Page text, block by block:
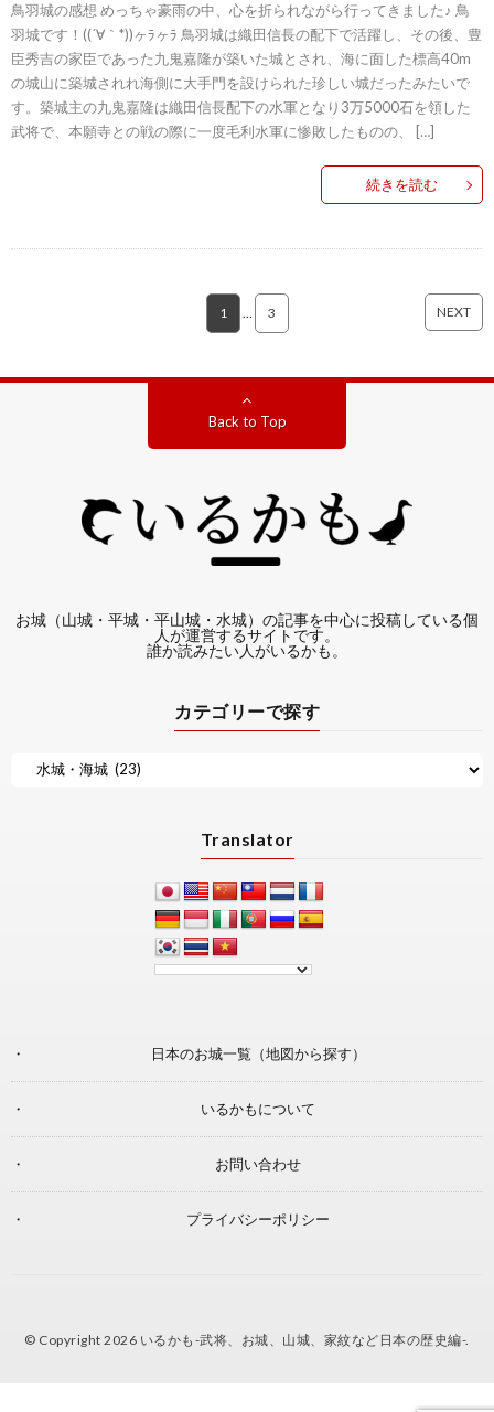
鳥羽城の感想 めっちゃ豪雨の中、心を折られながら行ってきました♪ 鳥
羽城です！((´∀｀*))ヶﾗヶﾗ 鳥羽城は織田信長の配下で活躍し、その後、豊
臣秀吉の家臣であった九鬼嘉隆が築いた城とされ、海に面した標高40m
の城山に築城されれ海側に大手門を設けられた珍しい城だったみたいで
す。築城主の九鬼嘉隆は織田信長配下の水軍となり3万5000石を領した
武将で、本願寺との戦の際に一度毛利水軍に惨敗したものの、 […]
続きを読む
1 … 3 NEXT
Back to Top
お城（山城・平城・平山城・水城）の記事を中心に投稿している個
人が運営するサイトです。
誰か読みたい人がいるかも。
カテゴリーで探す
Translator
日本のお城一覧（地図から探す）
いるかもについて
お問い合わせ
プライバシーポリシー
© Copyright 2026 いるかも-武将、お城、山城、家紋など日本の歴史編-.